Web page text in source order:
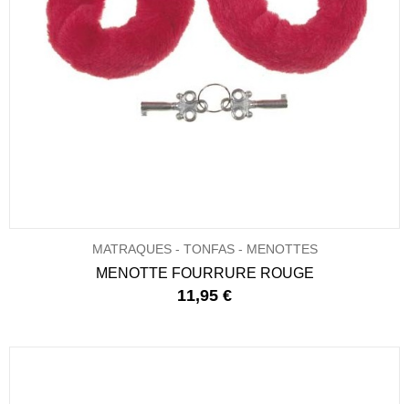
MATRAQUES - TONFAS - MENOTTES
MENOTTE FOURRURE ROUGE
11,95 €